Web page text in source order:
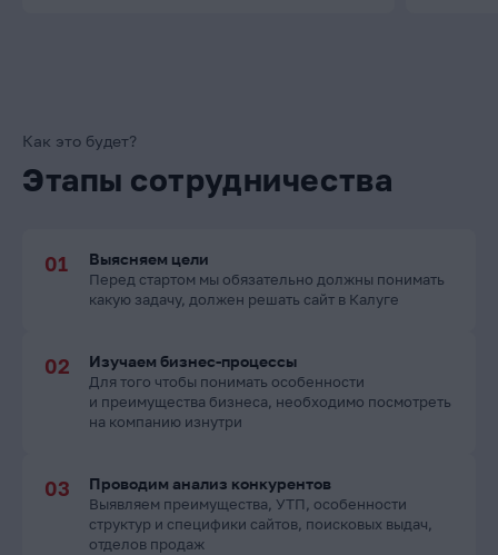
Как это будет?
Этапы сотрудничества
Выясняем цели
Перед стартом мы обязательно должны понимать
какую задачу, должен решать сайт в Калуге
Изучаем бизнес-процессы
Для того чтобы понимать особенности
и преимущества бизнеса, необходимо посмотреть
на компанию изнутри
Проводим анализ конкурентов
Выявляем преимущества, УТП, особенности
структур и специфики сайтов, поисковых выдач,
отделов продаж